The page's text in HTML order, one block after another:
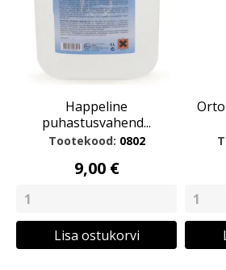
Happeline
puhastusvahend...
Tootekood: 0802
9,00 €
Lisa ostukorvi